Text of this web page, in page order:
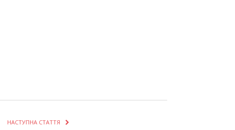
НАСТУПНА СТАТТЯ